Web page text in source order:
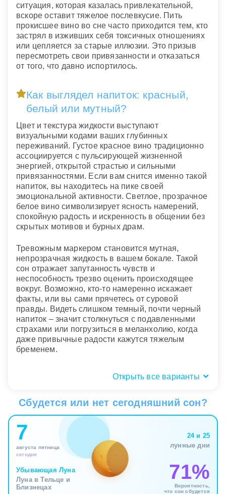
ситуация, которая казалась привлекательной,
вскоре оставит тяжелое послевкусие. Пить
прокисшее вино во сне часто приходится тем, кто
застрял в изживших себя токсичных отношениях
или цепляется за старые иллюзии. Это призыв
пересмотреть свои привязанности и отказаться
от того, что давно испортилось.
Как выглядел напиток: красный,
белый или мутный?
Цвет и текстура жидкости выступают
визуальными кодами ваших глубинных
переживаний. Густое красное вино традиционно
ассоциируется с пульсирующей жизненной
энергией, открытой страстью и сильными
привязанностями. Если вам снится именно такой
напиток, вы находитесь на пике своей
эмоциональной активности. Светлое, прозрачное
белое вино символизирует ясность намерений,
спокойную радость и искренность в общении без
скрытых мотивов и бурных драм.
Тревожным маркером становится мутная,
непрозрачная жидкость в вашем бокале. Такой
сон отражает запутанность чувств и
неспособность трезво оценить происходящее
вокруг. Возможно, кто-то намеренно искажает
факты, или вы сами прячетесь от суровой
правды. Видеть слишком темный, почти черный
напиток – значит столкнуться с подавленными
страхами или погрузиться в меланхолию, когда
даже привычные радости кажутся тяжелым
бременем.
Открыть все варианты
торжество, одиночество или
незнакомое место?
Обстановка, в которой вы находитесь во сне,
подсказывает, в какой именно сфере жизни
назрели перемены. Распивать вино за богато
накрытым столом в компании близких людей –
прекрасный знак. Он говорит о вашей
интегрированности в социум, наличии надежной
Сбудется или нет сегодняшний сон?
7
августа пятница
сегодня
Убывающая Луна
Луна в Тельце и
Близнецах
24 и 25
лунные дни
71%
Вероятность,
что сон сбудется